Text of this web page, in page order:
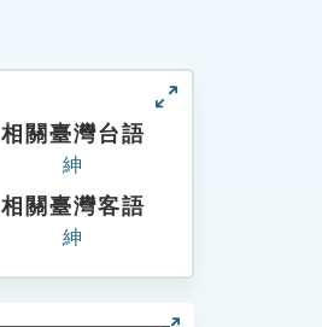
相關臺灣台語
紳
相關臺灣客語
紳